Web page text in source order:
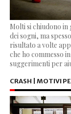
Molti si chiudono
dei sogni, ma
risultato a volte
che ho commesso
suggerimenti per
CRASH | MOTIVI